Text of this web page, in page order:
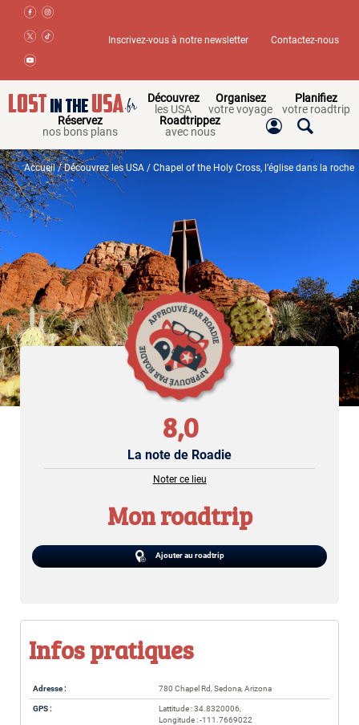
Inscrivez-vous à notre newsletter Contactez-nous
Découvrez
les USA
Organisez
votre voyage
Planifiez
votre roadtrip
Réservez
nos bons plans
Roadtrippez
avec nous
Accueil/Découvrez les USA / Chapel of the Holy Cross, l’église dans la roche
8,0
La note de Roadie
Noter ce lieu
Mon roadtrip
Ajouter au roadtrip
Infos pratiques
Adresse : 780 Chapel Rd, Sedona, Arizona
GPS :
Lattitude : 34.8320006,
Longitude : -111.7669022